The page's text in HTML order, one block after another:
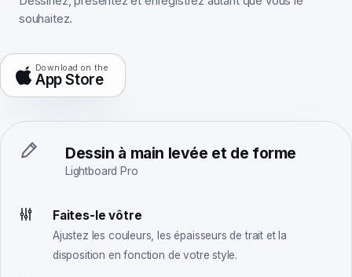
souhaitez.
Download on the
App Store
Dessin à main levée et de forme
Lightboard Pro
Faites-le vôtre
Ajustez les couleurs, les épaisseurs de trait et la
disposition en fonction de votre style.